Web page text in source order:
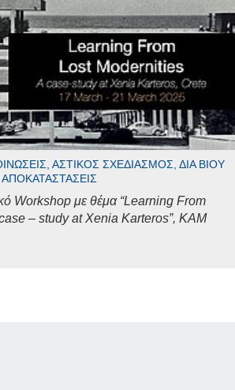
ΑΣΤΙΚΌΣ ΣΧΕΔΙΑΣΜΌΣ, ΔΙΆ ΒΊΟΥ
Workshop με θέμα “Learning From
– study at Xenia Karteros”, ΚΑΜ